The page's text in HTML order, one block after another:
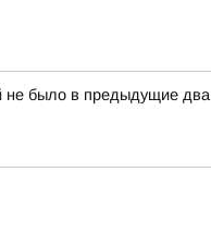
не было в предыдущие